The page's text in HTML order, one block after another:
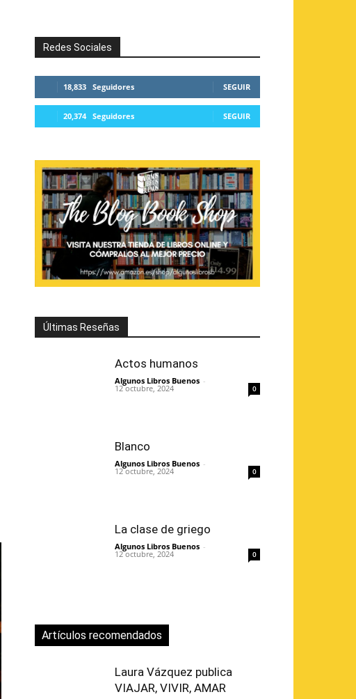
Redes Sociales
18,833 Seguidores SEGUIR
20,374 Seguidores SEGUIR
Últimas Reseñas
Actos humanos
Algunos Libros Buenos -
12 octubre, 2024 0
Blanco
Algunos Libros Buenos -
12 octubre, 2024 0
La clase de griego
Algunos Libros Buenos -
12 octubre, 2024 0
Artículos recomendados
Laura Vázquez publica
VIAJAR, VIVIR, AMAR